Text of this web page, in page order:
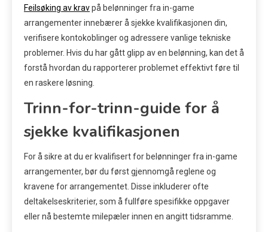
Feilsøking av kravpå belønninger fra in-game
arrangementer innebærer å sjekke kvalifikasjonen din,
verifisere kontokoblinger og adressere vanlige tekniske
problemer. Hvis du har gått glipp av en belønning, kan det å
forstå hvordan du rapporterer problemet effektivt føre til
en raskere løsning.
Trinn-for-trinn-guide for å
sjekke kvalifikasjonen
For å sikre at du er kvalifisert for belønninger fra in-game
arrangementer, bør du først gjennomgå reglene og
kravene for arrangementet. Disse inkluderer ofte
deltakelseskriterier, som å fullføre spesifikke oppgaver
eller nå bestemte milepæler innen en angitt tidsramme.